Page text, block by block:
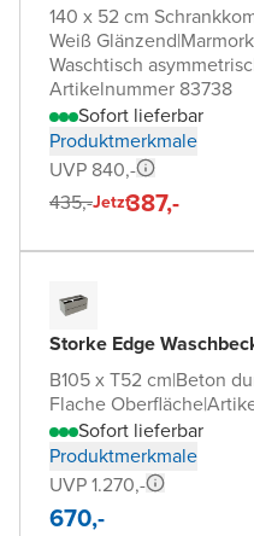
140 x 52 cm
Weiß Glänzend|
Waschtisch
Artikelnummer 83738
Sofort lieferbar
Produktmerkmale
UVP 840,-
435,-Jetzt387,-
Storke Edge
B105 x T52 cm|Beton
Flache Oberfläche|
Sofort lieferbar
Produktmerkmale
UVP 1.270,-
670,-